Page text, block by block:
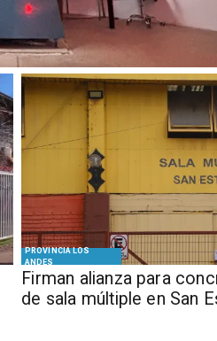
PROVINCIA LOS
ANDES
​​Firman alianza para
de sala múltiple en San